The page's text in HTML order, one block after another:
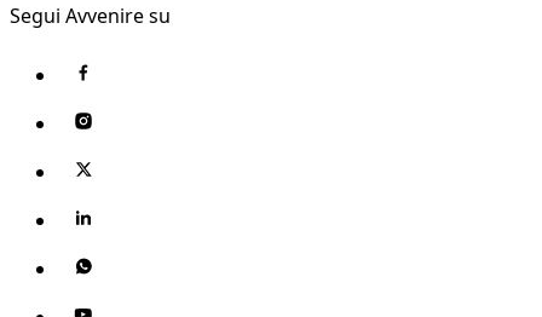
Segui Avvenire su